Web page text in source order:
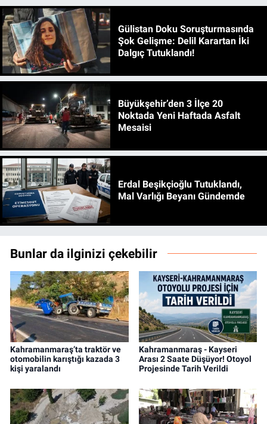
Gülistan Doku Soruşturmasında
Şok Gelişme: Delil Karartan İki
Dalgıç Tutuklandı!
Büyükşehir’den 3 İlçe 20
Noktada Yeni Haftada Asfalt
Mesaisi
Erdal Beşikçioğlu Tutuklandı,
Mal Varlığı Beyanı Gündemde
Bunlar da ilginizi çekebilir
Kahramanmaraş’ta traktör ve
otomobilin karıştığı kazada 3
kişi yaralandı
Kahramanmaraş - Kayseri
Arası 2 Saate Düşüyor! Otoyol
Projesinde Tarih Verildi